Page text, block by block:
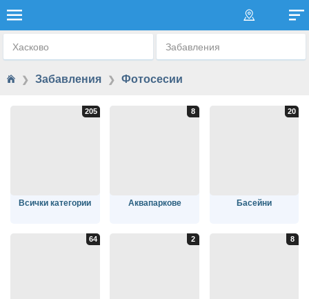
Хасково Забавления
❯ Забавления ❯ Фотосесии
Всички категории Аквапаркове Басейни